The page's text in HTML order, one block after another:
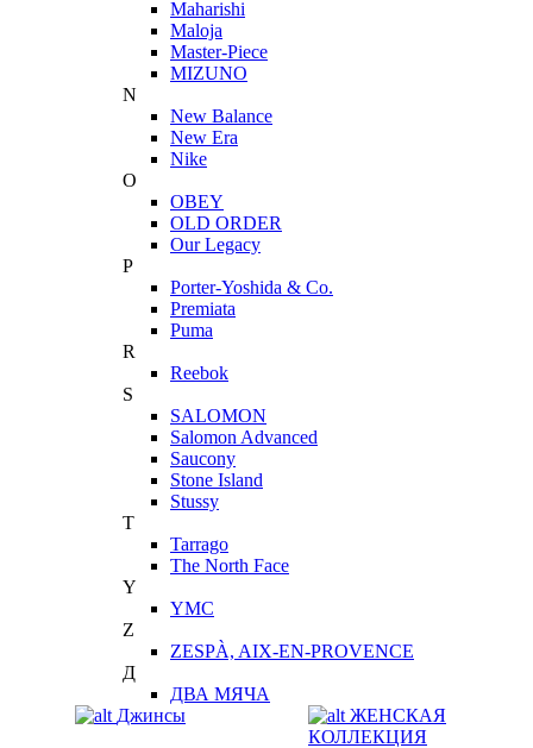
Maharishi
Maloja
Master-Piece
MIZUNO
N
New Balance
New Era
Nike
O
OBEY
OLD ORDER
Our Legacy
P
Porter-Yoshida & Co.
Premiata
Puma
R
Reebok
S
SALOMON
Salomon Advanced
Saucony
Stone Island
Stussy
T
Tarrago
The North Face
Y
YMC
Z
ZESPÀ, AIX-EN-PROVENCE
Д
ДВА МЯЧА
Джинсы
ЖЕНСКАЯ
КОЛЛЕКЦИЯ